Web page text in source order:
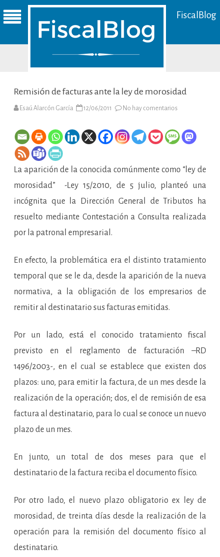
FiscalBlog
Remisión de facturas ante la ley de morosidad
Esaú Alarcón García 12/06/2011 No hay comentarios
facturas
ante
la
La aparición de la conocida comúnmente como “ley de
morosidad” -Ley 15/2010, de 5 julio, planteó una
incógnita que la Dirección General de Tributos ha
resuelto mediante Contestación a Consulta realizada
por la patronal empresarial.
En efecto, la problemática era el distinto tratamiento
temporal que se le da, desde la aparición de la nueva
normativa, a la obligación de los empresarios de
remitir al destinatario sus facturas emitidas.
Por un lado, está el conocido tratamiento fiscal
previsto en el reglamento de facturación –RD
1496/2003-, en el cual se establece que existen dos
plazos: uno, para emitir la factura, de un mes desde la
realización de la operación; dos, el de remisión de esa
factura al destinatario, para lo cual se conoce un nuevo
plazo de un mes.
En junto, un total de dos meses para que el
destinatario de la factura reciba el documento físico.
Por otro lado, el nuevo plazo obligatorio ex ley de
morosidad, de treinta días desde la realización de la
operación para la remisión del documento físico al
destinatario.